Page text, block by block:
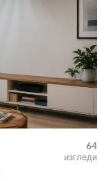
64
изгледи